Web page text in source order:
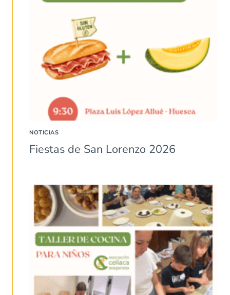
NOTICIAS
Fiestas de San Lorenzo 2026